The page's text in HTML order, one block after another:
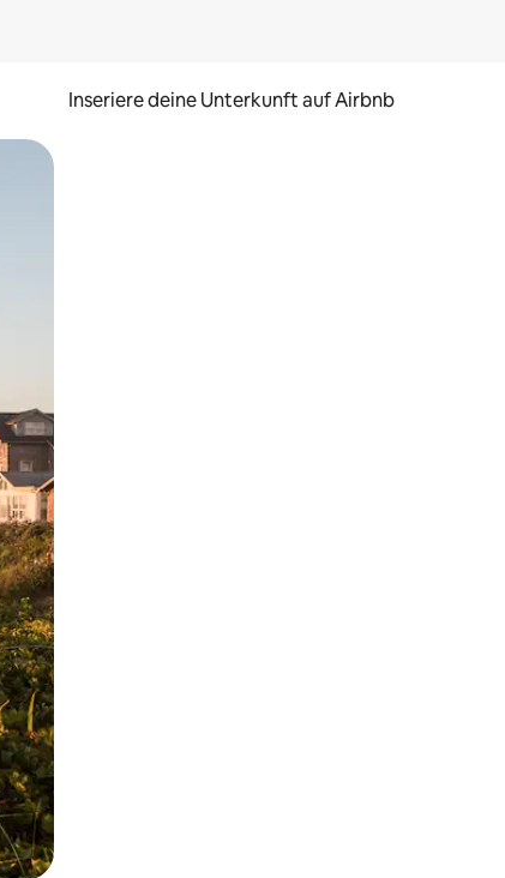
Inseriere deine Unterkunft auf Airbnb
oder Wischgesten.